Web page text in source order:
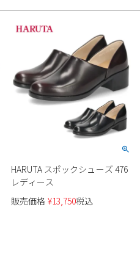
HARUTA スポックシューズ 476
レディース
販売価格 ¥13,750税込